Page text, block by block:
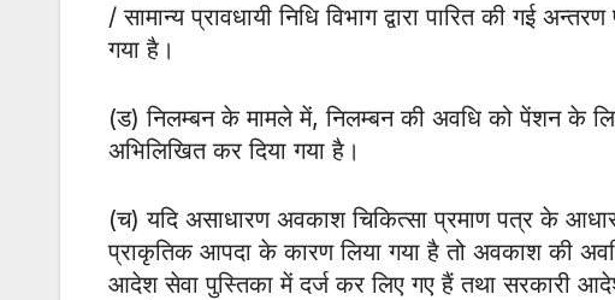
/ सामान्य प्रावधायी निधि विभाग द्वारा पारित की गई
गया है।
(ड) निलम्बन के मामले में, निलम्बन की अवधि को पेंशन के
अभिलिखित कर दिया गया है।
(च) यदि असाधारण अवकाश चिकित्सा प्रमाण पत्र के
प्राकृतिक आपदा के कारण लिया गया है तो अवकाश की
आदेश सेवा पुस्तिका में दर्ज कर लिए गए हैं तथा सरकारी